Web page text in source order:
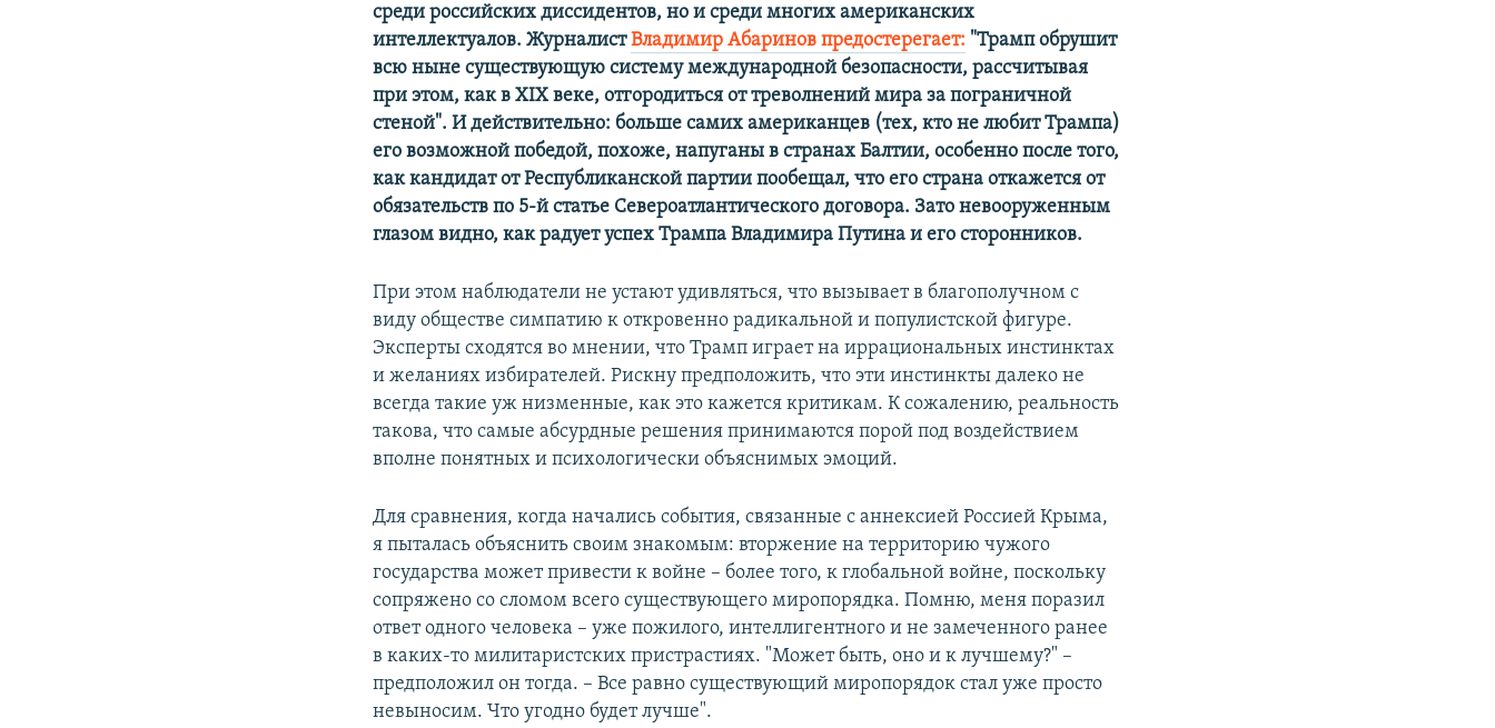
среди российских диссидентов, но и среди многих американских
интеллектуалов. ЖурналистВладимир Абаринов предостерегает: "Трамп обрушит
всю ныне существующую систему международной безопасности, рассчитывая
при этом, как в XIX веке, отгородиться от треволнений мира за пограничной
стеной". И действительно: больше самих американцев (тех, кто не любит Трампа)
его возможной победой, похоже, напуганы в странах Балтии, особенно после того,
как кандидат от Республиканской партии пообещал, что его страна откажется от
обязательств по 5-й статье Североатлантического договора. Зато невооруженным
глазом видно, как радует успех Трампа Владимира Путина и его сторонников.
При этом наблюдатели не устают удивляться, что вызывает в благополучном с
виду обществе симпатию к откровенно радикальной и популистской фигуре.
Эксперты сходятся во мнении, что Трамп играет на иррациональных инстинктах
и желаниях избирателей. Рискну предположить, что эти инстинкты далеко не
всегда такие уж низменные, как это кажется критикам. К сожалению, реальность
такова, что самые абсурдные решения принимаются порой под воздействием
вполне понятных и психологически объяснимых эмоций.
Для сравнения, когда начались события, связанные с аннексией Россией Крыма,
я пыталась объяснить своим знакомым: вторжение на территорию чужого
государства может привести к войне – более того, к глобальной войне, поскольку
сопряжено со сломом всего существующего миропорядка. Помню, меня поразил
ответ одного человека – уже пожилого, интеллигентного и не замеченного ранее
в каких-то милитаристских пристрастиях. "Может быть, оно и к лучшему?" –
предположил он тогда. – Все равно существующий миропорядок стал уже просто
невыносим. Что угодно будет лучше".